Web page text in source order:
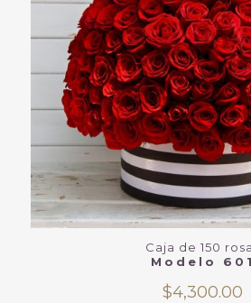
Caja de 150
Modelo 601
$4,300.00